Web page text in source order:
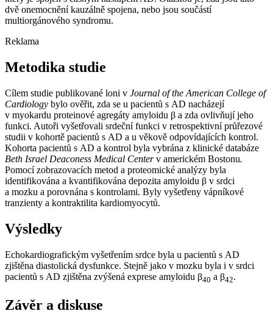
dvě onemocnění kauzálně spojena, nebo jsou součástí
multiorgánového syndromu.
Reklama
Metodika studie
Cílem studie publikované loni v Journal of the American College of
Cardiology bylo ověřit, zda se u pacientů s AD nacházejí
v myokardu proteinové agregáty amyloidu β a zda ovlivňují jeho
funkci. Autoři vyšetřovali srdeční funkci v retrospektivní průřezové
studii v kohortě pacientů s AD a u věkově odpovídajících kontrol.
Kohorta pacientů s AD a kontrol byla vybrána z klinické databáze
Beth Israel Deaconess Medical Centerv americkém Bostonu.
Pomocí zobrazovacích metod a proteomické analýzy byla
identifikována a kvantifikována depozita amyloidu β v srdci
a mozku a porovnána s kontrolami. Byly vyšetřeny vápníkové
tranzienty a kontraktilita kardiomyocytů.
Výsledky
Echokardiografickým vyšetřením srdce byla u pacientů s AD
zjištěna diastolická dysfunkce. Stejně jako v mozku byla i v srdci
pacientů s AD zjištěna zvýšená exprese amyloidu β40 a β42.
Závěr a diskuse